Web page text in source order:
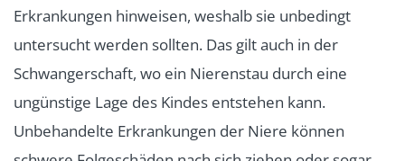
Erkrankungen hinweisen, weshalb sie unbedingt
untersucht werden sollten. Das gilt auch in der
Schwangerschaft, wo ein Nierenstau durch eine
ungünstige Lage des Kindes entstehen kann.
Unbehandelte Erkrankungen der Niere können